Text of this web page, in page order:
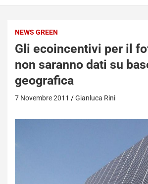
NEWS GREEN
Gli ecoincentivi per il
non saranno dati su
geografica
7 Novembre 2011 Gianluca Rini